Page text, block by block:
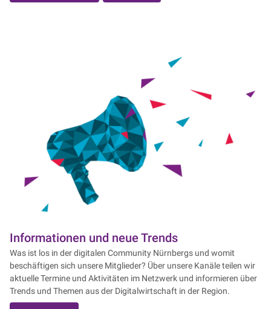
Informationen und neue Trends
Was ist los in der digitalen Community Nürnbergs und womit
beschäftigen sich unsere Mitglieder? Über unsere Kanäle teilen wir
aktuelle Termine und Aktivitäten im Netzwerk und informieren über
Trends und Themen aus der Digitalwirtschaft in der Region.